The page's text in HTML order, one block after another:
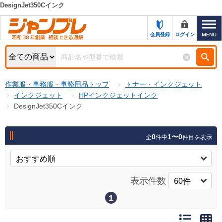
カテゴリー一覧
お知らせ
特集・キャンペーン一覧
初めての方へ
お問い合わせ
新規登録キャンペーン
キーワード検索
検索条件
商品カテゴリから選ぶ
商品ステータスで絞る
キャンペーン
DesignJet350Cインク
会員登録 ログイン
作業服・事務服・事務用品トップ
トナー・インクジェット
インクジェット
HPインクジェットインク
DesignJet350Cインク
全0件中1〜0件目を表示
表示件数
1